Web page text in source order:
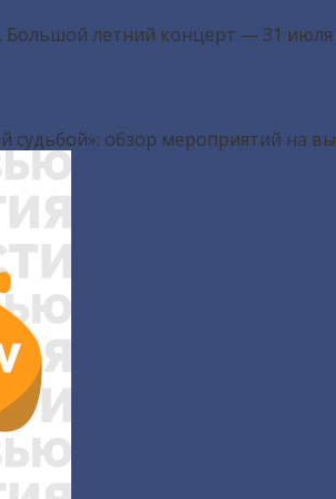
летний концерт — 31
судьбой»: обзор мероприятий на